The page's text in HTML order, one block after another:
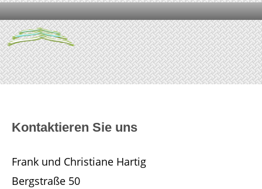
Kontaktieren Sie uns
Frank und Christiane Hartig
Bergstraße 50